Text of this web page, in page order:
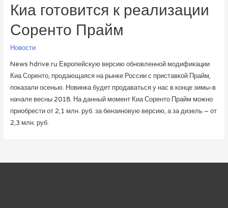
Киа готовится к реализации
Соренто Прайм
Новости
News hdrive.ru Европейскую версию обновленной модификации
Киа Соренто, продающаяся на рынке России с приставкой Прайм,
показали осенью. Новинка будет продаваться у нас в конце зимы-в
начале весны 2018. На данный момент Киа Соренто Прайм можно
приобрести от 2,1 млн. руб. за бензиновую версию, а за дизель – от
2,3 млн. руб.